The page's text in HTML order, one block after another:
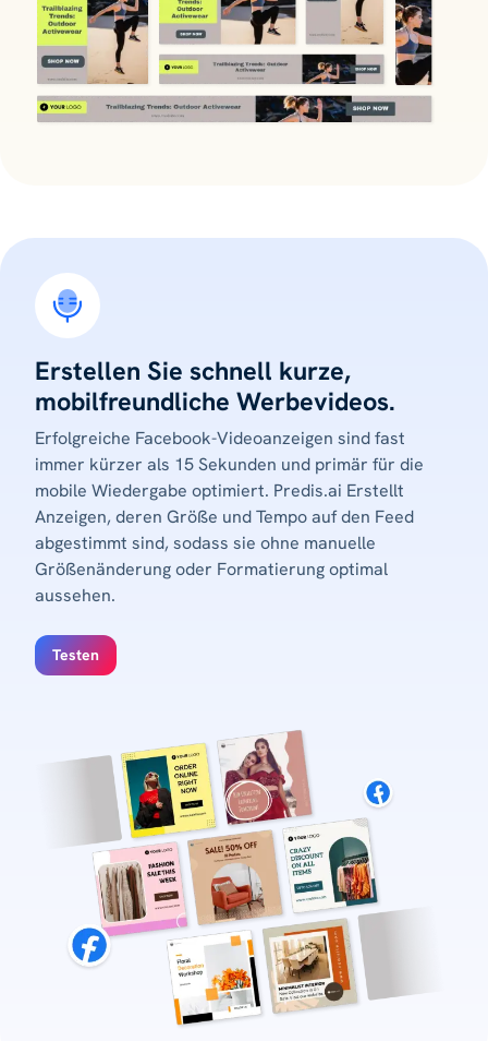
Erstellen Sie schnell kurze,
mobilfreundliche Werbevideos.
Erfolgreiche Facebook-Videoanzeigen sind fast
immer kürzer als 15 Sekunden und primär für die
mobile Wiedergabe optimiert. Predis.ai Erstellt
Anzeigen, deren Größe und Tempo auf den Feed
abgestimmt sind, sodass sie ohne manuelle
Größenänderung oder Formatierung optimal
aussehen.
Testen